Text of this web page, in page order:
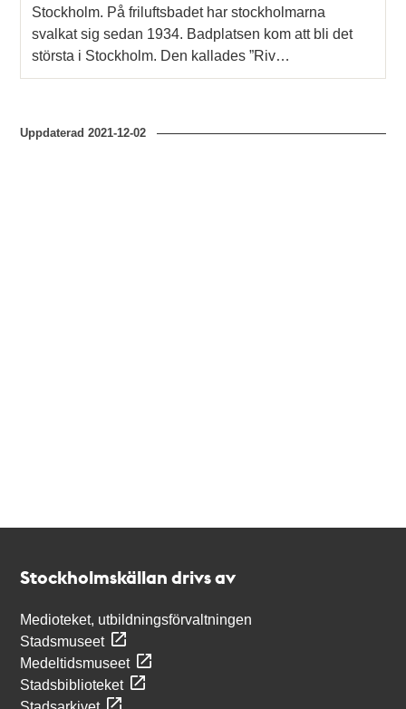
Stockholm. På friluftsbadet har stockholmarna
svalkat sig sedan 1934. Badplatsen kom att bli det
största i Stockholm. Den kallades ”Riv…
Uppdaterad2021-12-02
Stockholmskällan drivs av
Medioteket, utbildningsförvaltningen
Stadsmuseet
Medeltidsmuseet
Stadsbiblioteket